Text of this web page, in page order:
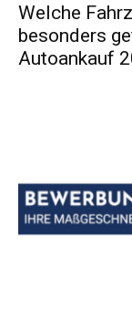
Welche
besonders
Autoankauf